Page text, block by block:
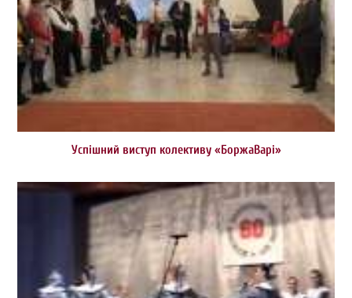
Успішний виступ колективу «БоржаВарі»